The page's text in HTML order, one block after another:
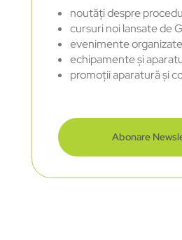
noutăți despre
cursuri noi lansate de
evenimente organizate
echipamente și
promoții aparatură și
Abonare